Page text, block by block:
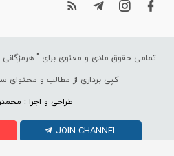
تمامی حقوق مادی و معنوی برای "
کپی برداری از مطالب و محتوای
طراحی و اجرا :
JOIN CHANNEL